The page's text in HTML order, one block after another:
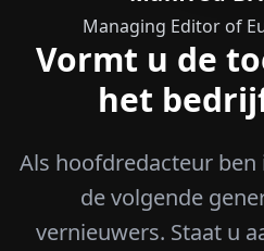
Managing Editor of
Vormt u de
het
Als hoofdredacteur
de volgende
vernieuwers. Staat u